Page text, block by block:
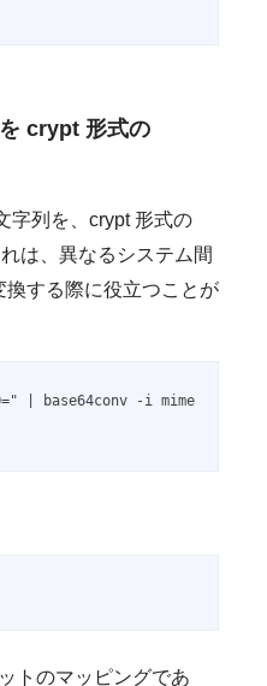
crypt 形式の
字列を、crypt 形式の
は、異なるシステム間
する際に役立つことが
| base64conv -i mime
トのマッピングであ